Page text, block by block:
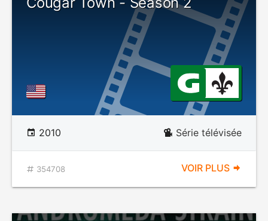
2010 Série télévisée
354708 VOIR PLUS